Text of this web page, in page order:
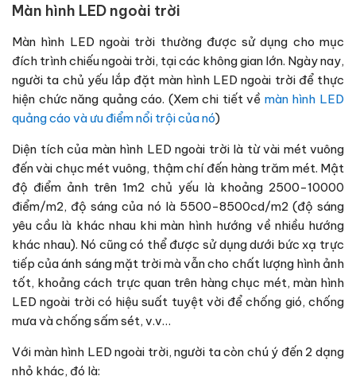
Màn hình LED ngoài trời
Màn hình LED ngoài trời thường được sử dụng cho mục
đích trình chiếu ngoài trời, tại các không gian lớn. Ngày nay,
người ta chủ yếu lắp đặt màn hình LED ngoài trời để thực
hiện chức năng quảng cáo. (Xem chi tiết về màn hình LED
quảng cáo và ưu điểm nổi trội của nó)
Diện tích của màn hình LED ngoài trời là từ vài mét vuông
đến vài chục mét vuông, thậm chí đến hàng trăm mét. Mật
độ điểm ảnh trên 1m2 chủ yếu là khoảng 2500-10000
điểm/m2, độ sáng của nó là 5500-8500cd/m2 (độ sáng
yêu cầu là khác nhau khi màn hình hướng về nhiều hướng
khác nhau). Nó cũng có thể được sử dụng dưới bức xạ trực
tiếp của ánh sáng mặt trời mà vẫn cho chất lượng hình ảnh
tốt, khoảng cách trực quan trên hàng chục mét, màn hình
LED ngoài trời có hiệu suất tuyệt vời để chống gió, chống
mưa và chống sấm sét, v.v…
Với màn hình LED ngoài trời, người ta còn chú ý đến 2 dạng
nhỏ khác, đó là: